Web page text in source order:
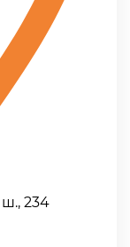
234